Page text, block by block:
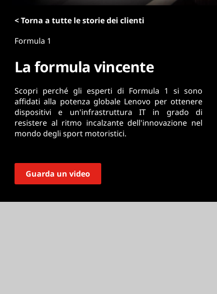
< Torna a tutte le storie dei clienti
Formula 1
La formula vincente
Scopri perché gli esperti di Formula 1 si sono
affidati alla potenza globale Lenovo per ottenere
dispositivi e un'infrastruttura IT in grado di
resistere al ritmo incalzante dell'innovazione nel
mondo degli sport motoristici.
Guarda un video